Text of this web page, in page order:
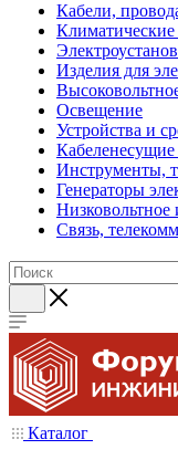
Кабели,
Изделия для
Освещение
Устройства и
Инструменты,
Генераторы
Связь,
Каталог